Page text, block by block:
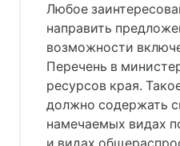
Любое
направить
возможности
Перечень в
ресурсов края.
должно содержать
намечаемых видах
и видах